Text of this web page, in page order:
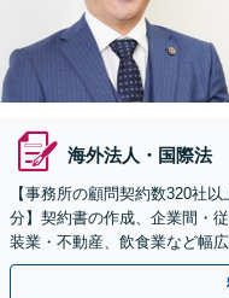
海外法人・国際法
【事務所の顧問契約数320社
分】契約書の作成、企業間・
装業・不動産、飲食業など幅
業主の方初回面談無料】